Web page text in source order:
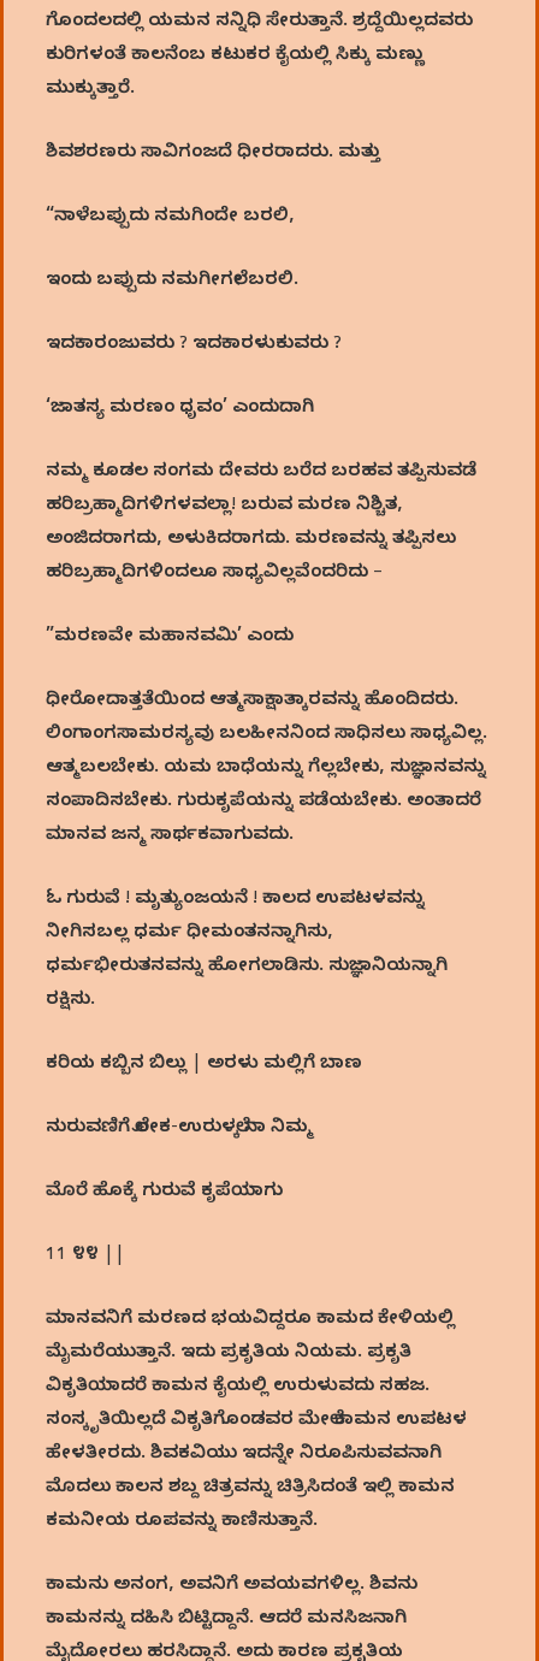
ಗೊಂದಲದಲ್ಲಿ ಯಮನ ಸನ್ನಿಧಿ ಸೇರುತ್ತಾನೆ. ಶ್ರದ್ದೆಯಿಲ್ಲದವರು
ಕುರಿಗಳಂತೆ ಕಾಲನೆಂಬ ಕಟುಕರ ಕೈಯಲ್ಲಿ ಸಿಕ್ಕು ಮಣ್ಣು
ಮುಕ್ಕುತ್ತಾರೆ.
ಶಿವಶರಣರು ಸಾವಿಗಂಜದೆ ಧೀರರಾದರು. ಮತ್ತು
“ನಾಳೆಬಪ್ಪುದು ನಮಗಿಂದೇ ಬರಲಿ,
ಇಂದು ಬಪ್ಪುದು ನಮಗೀಗಲೇ ಬರಲಿ.
ಇದಕಾರಂಜುವರು ? ಇದಕಾರಳುಕುವರು ?
‘ಜಾತಸ್ಯ ಮರಣಂ ಧೃವಂ’ ಎಂದುದಾಗಿ
ನಮ್ಮ ಕೂಡಲ ಸಂಗಮ ದೇವರು ಬರೆದ ಬರಹವ ತಪ್ಪಿಸುವಡೆ
ಹರಿಬ್ರಹ್ಮಾದಿಗಳಿಗಳವಲ್ಲಾ! ಬರುವ ಮರಣ ನಿಶ್ಚಿತ,
ಅಂಜಿದರಾಗದು, ಅಳುಕಿದರಾಗದು. ಮರಣವನ್ನು ತಪ್ಪಿಸಲು
ಹರಿಬ್ರಹ್ಮಾದಿಗಳಿಂದಲೂ ಸಾಧ್ಯವಿಲ್ಲವೆಂದರಿದು –
”ಮರಣವೇ ಮಹಾನವಮಿ’ ಎಂದು
ಧೀರೋದಾತ್ತತೆಯಿಂದ ಆತ್ಮಸಾಕ್ಷಾತ್ಕಾರವನ್ನು ಹೊಂದಿದರು.
ಲಿಂಗಾಂಗಸಾಮರಸ್ಯವು ಬಲಹೀನನಿಂದ ಸಾಧಿಸಲು ಸಾಧ್ಯವಿಲ್ಲ.
ಆತ್ಮಬಲಬೇಕು. ಯಮ ಬಾಧೆಯನ್ನು ಗೆಲ್ಲಬೇಕು, ಸುಜ್ಞಾನವನ್ನು
ಸಂಪಾದಿಸಬೇಕು. ಗುರುಕೃಪೆಯನ್ನು ಪಡೆಯಬೇಕು. ಅಂತಾದರೆ
ಮಾನವ ಜನ್ಮ ಸಾರ್ಥಕವಾಗುವದು.
ಓ ಗುರುವೆ ! ಮೃತ್ಯುಂಜಯನೆ ! ಕಾಲದ ಉಪಟಳವನ್ನು
ನೀಗಿಸಬಲ್ಲ ಧರ್ಮ ಧೀಮಂತನನ್ನಾಗಿಸು,
ಧರ್ಮಭೀರುತನವನ್ನು ಹೋಗಲಾಡಿಸು. ಸುಜ್ಞಾನಿಯನ್ನಾಗಿ
ರಕ್ಷಿಸು.
ಕರಿಯ ಕಬ್ಬಿನ ಬಿಲ್ಲು | ಅರಳು ಮಲ್ಲಿಗೆ ಬಾಣ
ನುರುವಣಿಗೆ ಲೋಕ-ಉರುಳಲ್ಕೆ ನಾ ನಿಮ್ಮ
ಮೊರೆ ಹೊಕ್ಕೆ ಗುರುವೆ ಕೃಪೆಯಾಗು
11 ೪೪ ||
ಮಾನವನಿಗೆ ಮರಣದ ಭಯವಿದ್ದರೂ ಕಾಮದ ಕೇಳಿಯಲ್ಲಿ
ಮೈಮರೆಯುತ್ತಾನೆ. ಇದು ಪ್ರಕೃತಿಯ ನಿಯಮ. ಪ್ರಕೃತಿ
ವಿಕೃತಿಯಾದರೆ ಕಾಮನ ಕೈಯಲ್ಲಿ ಉರುಳುವದು ಸಹಜ.
ಸಂಸ್ಕೃತಿಯಿಲ್ಲದೆ ವಿಕೃತಿಗೊಂಡವರ ಮೇಲೆ ಕಾಮನ ಉಪಟಳ
ಹೇಳತೀರದು. ಶಿವಕವಿಯು ಇದನ್ನೇ ನಿರೂಪಿಸುವವನಾಗಿ
ಮೊದಲು ಕಾಲನ ಶಬ್ದ ಚಿತ್ರವನ್ನು ಚಿತ್ರಿಸಿದಂತೆ ಇಲ್ಲಿ ಕಾಮನ
ಕಮನೀಯ ರೂಪವನ್ನು ಕಾಣಿಸುತ್ತಾನೆ.
ಕಾಮನು ಅನಂಗ, ಅವನಿಗೆ ಅವಯವಗಳಿಲ್ಲ. ಶಿವನು
ಕಾಮನನ್ನು ದಹಿಸಿ ಬಿಟ್ಟಿದ್ದಾನೆ. ಆದರೆ ಮನಸಿಜನಾಗಿ
ಮೈದೋರಲು ಹರಸಿದ್ದಾನೆ. ಅದು ಕಾರಣ ಪ್ರಕೃತಿಯ